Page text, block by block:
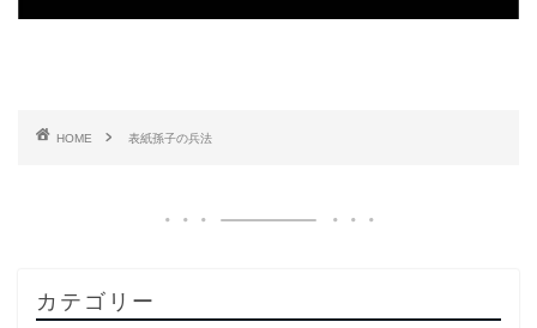
HOME 表紙孫子の兵法
カテゴリー